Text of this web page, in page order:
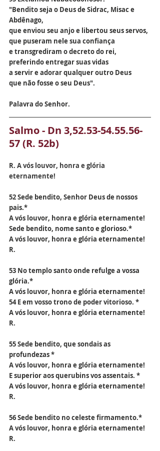
"Bendito seja o Deus de Sidrac, Misac e
Abdênago,
que enviou seu anjo e libertou seus servos,
que puseram nele sua confiança
e transgrediram o decreto do rei,
preferindo entregar suas vidas
a servir e adorar qualquer outro Deus
que não fosse o seu Deus".
Palavra do Senhor.
Salmo - Dn 3,52.53-54.55.56-
57 (R. 52b)
R. A vós louvor, honra e glória
eternamente!
52 Sede bendito, Senhor Deus de nossos
pais.*
A vós louvor, honra e glória eternamente!
Sede bendito, nome santo e glorioso.*
A vós louvor, honra e glória eternamente!
R.
53 No templo santo onde refulge a vossa
glória.*
A vós louvor, honra e glória eternamente!
54 E em vosso trono de poder vitorioso. *
A vós louvor, honra e glória eternamente!
R.
55 Sede bendito, que sondais as
profundezas *
A vós louvor, honra e glória eternamente!
E superior aos querubins vos assentais. *
A vós louvor, honra e glória eternamente!
R.
56 Sede bendito no celeste firmamento.*
A vós louvor, honra e glória eternamente!
R.